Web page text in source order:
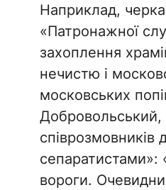
Наприклад,
«Патронажної
захоплення
нечистю і
московських
Добровольський,
сепаратистами»:
вороги.